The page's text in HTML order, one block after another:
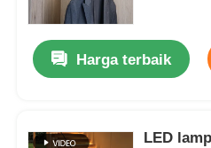
Harga terbaik
LED